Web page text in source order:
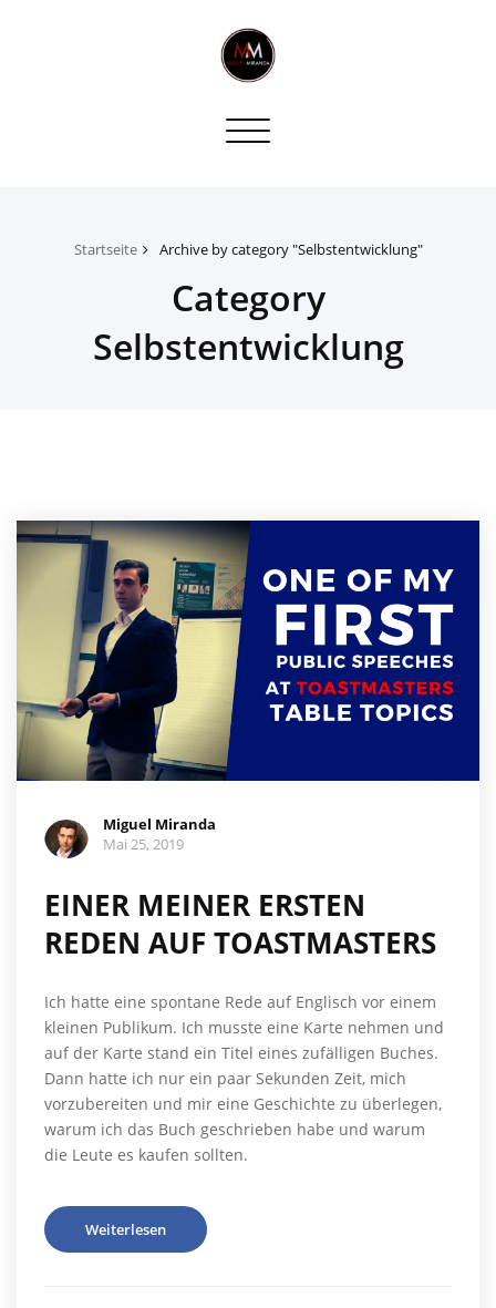
Toggle
Startseite Archive by category "Selbstentwicklung"
Category
Selbstentwicklung
Miguel Miranda
Mai 25, 2019
EINER MEINER ERSTEN
REDEN AUF TOASTMASTERS
Ich hatte eine spontane Rede auf Englisch vor einem
kleinen Publikum. Ich musste eine Karte nehmen und
auf der Karte stand ein Titel eines zufälligen Buches.
Dann hatte ich nur ein paar Sekunden Zeit, mich
vorzubereiten und mir eine Geschichte zu überlegen,
warum ich das Buch geschrieben habe und warum
die Leute es kaufen sollten.
Weiterlesen